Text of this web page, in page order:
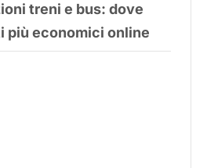
treni e bus: dove
più economici online